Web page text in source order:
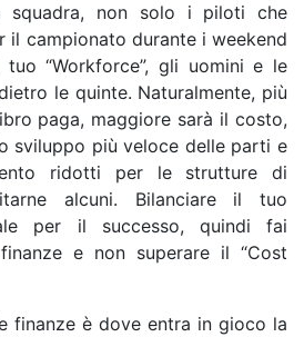
squadra, non solo i piloti che
il campionato durante i weekend
“Workforce”, gli uomini e le
le quinte. Naturalmente, più
paga, maggiore sarà il costo,
sviluppo più veloce delle parti e
ridotti per le strutture di
alcuni. Bilanciare il tuo
per il successo, quindi fai
e non superare il “Cost
finanze è dove entra in gioco la